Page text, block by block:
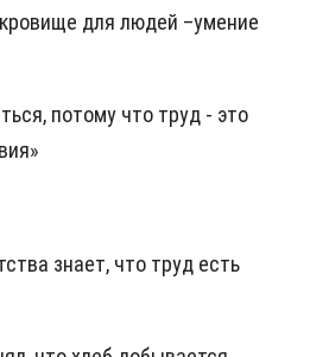
для людей –умение
потому что труд - это
знает, что труд есть